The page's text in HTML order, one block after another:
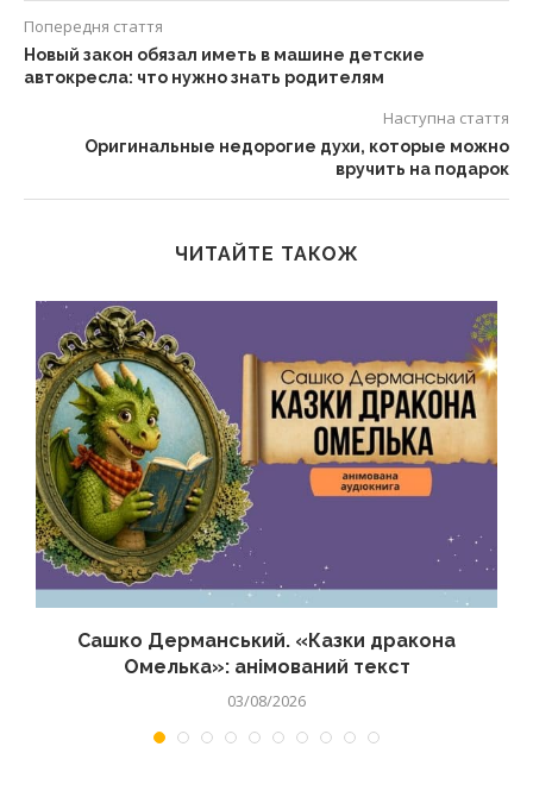
Попередня стаття
Новый закон обязал иметь в машине детские
автокресла: что нужно знать родителям
Наступна стаття
Оригинальные недорогие духи, которые можно
вручить на подарок
ЧИТАЙТЕ ТАКОЖ
Сашко Дерманський. «Казки дракона
Омелька»: анімований текст
03/08/2026